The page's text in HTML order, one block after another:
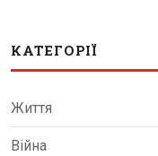
КАТЕГОРІЇ
Життя
Війна